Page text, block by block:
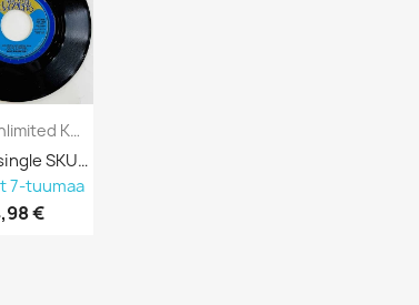
Love Unlimited Käytetty 7” Ei Kuvakantta...
vinyylisingle SKU 692197
7-tuumaa
€